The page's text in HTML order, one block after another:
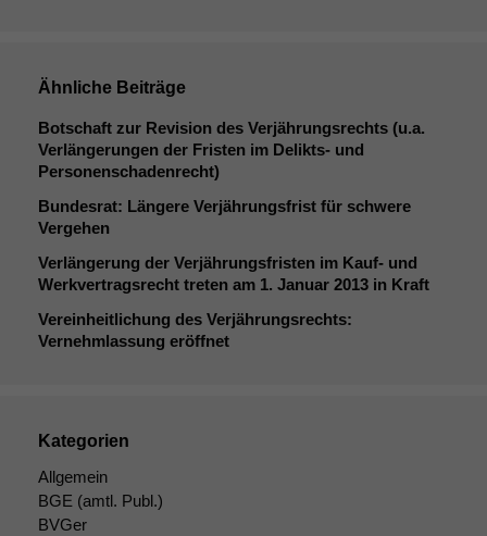
Ähnliche Beiträge
Botschaft zur Revision des Verjährungsrechts (u.a.
Verlängerungen der Fristen im Delikts- und
Personenschadenrecht)
Bundesrat: Längere Verjährungsfrist für schwere
Vergehen
Verlängerung der Verjährungsfristen im Kauf- und
Werkvertragsrecht treten am 1. Januar 2013 in Kraft
Vereinheitlichung des Verjährungsrechts:
Vernehmlassung eröffnet
Kategorien
Allgemein
BGE (amtl. Publ.)
BVGer